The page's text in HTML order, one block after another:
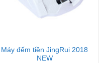
Máy đếm tiền JingRui 2018
NEW